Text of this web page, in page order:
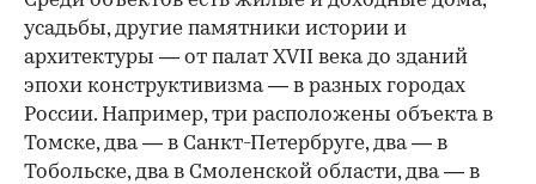
усадьбы, другие памятники истории и
архитектуры — от палат XVII века до зданий
эпохи конструктивизма — в разных городах
России. Например, три расположены объекта в
Томске, два — в Санкт-Петербруге, два — в
Тобольске, два в Смоленской области, два — в